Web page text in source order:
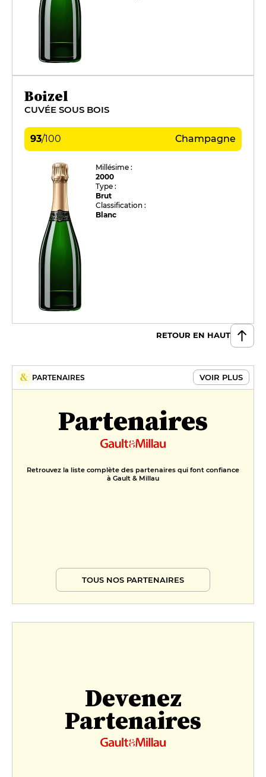
Boizel
CUVÉE SOUS BOIS
93/100 Champagne
Millésime :
2000
Type :
Brut
Classification :
Blanc
RETOUR EN HAUT
PARTENAIRES VOIR PLUS
Partenaires
Retrouvez la liste complète des partenaires qui font confiance
à Gault & Millau
TOUS NOS PARTENAIRES
Devenez
Partenaires